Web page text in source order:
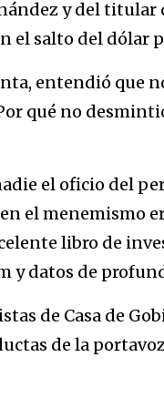
y del titular
el salto del dólar
entendió que
qué no
el oficio del
el menemismo
libro de
y datos de
de Casa de
de la